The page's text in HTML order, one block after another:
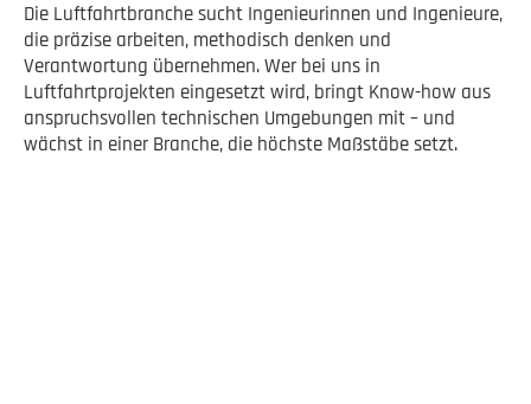
Die Luftfahrtbranche sucht Ingenieurinnen und Ingenieure,
die präzise arbeiten, methodisch denken und
Verantwortung übernehmen. Wer bei uns in
Luftfahrtprojekten eingesetzt wird, bringt Know-how aus
anspruchsvollen technischen Umgebungen mit – und
wächst in einer Branche, die höchste Maßstäbe setzt.